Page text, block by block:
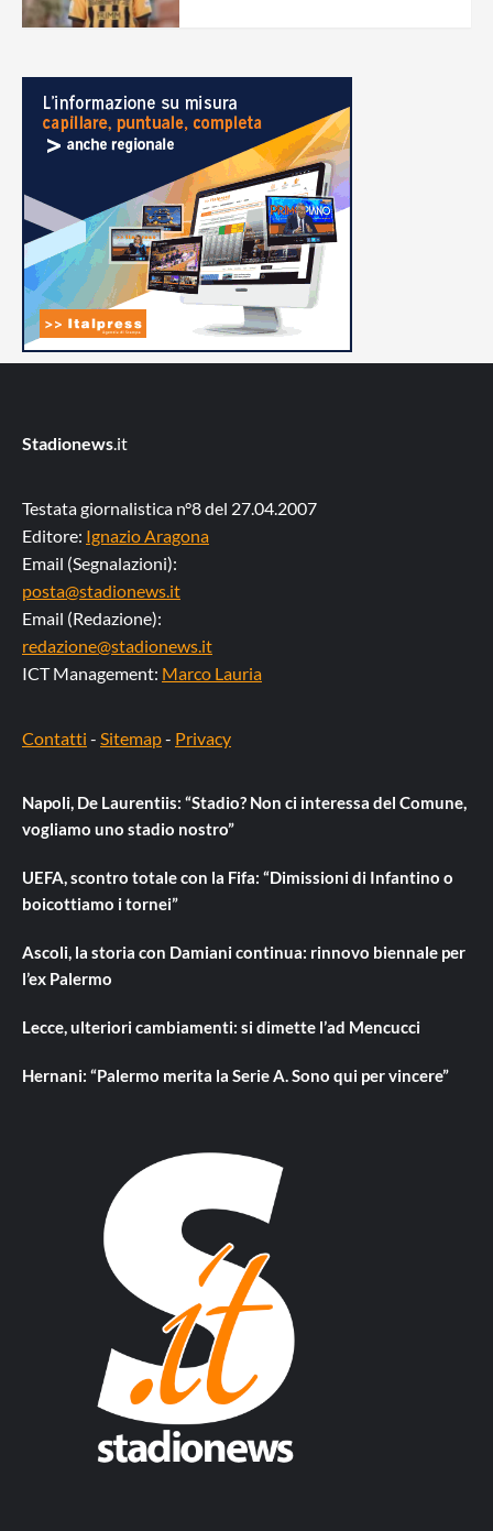
Stadionews .it
Testata giornalistica n°8 del 27.04.2007
Editore: Ignazio Aragona
Email (Segnalazioni):
posta@stadionews.it
Email (Redazione):
redazione@stadionews.it
ICT Management: Marco Lauria
Contatti - Sitemap- Privacy
Napoli, De Laurentiis: “Stadio? Non ci interessa del Comune,
vogliamo uno stadio nostro”
UEFA, scontro totale con la Fifa: “Dimissioni di Infantino o
boicottiamo i tornei”
Ascoli, la storia con Damiani continua: rinnovo biennale per
l’ex Palermo
Lecce, ulteriori cambiamenti: si dimette l’ad Mencucci
Hernani: “Palermo merita la Serie A. Sono qui per vincere”